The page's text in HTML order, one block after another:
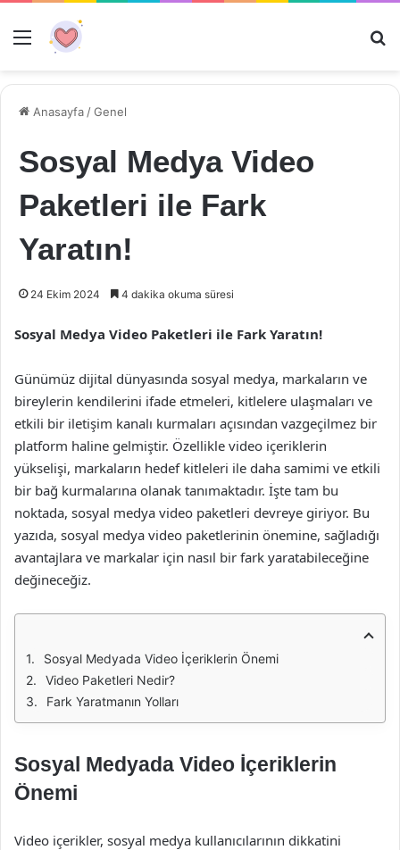
Menü
Anasayfa /Genel
Sosyal Medya Video
Paketleri ile Fark
Yaratın!
24 Ekim 2024 4 dakika okuma süresi
Sosyal Medya Video Paketleri ile Fark Yaratın!
Günümüz dijital dünyasında sosyal medya, markaların ve
bireylerin kendilerini ifade etmeleri, kitlelere ulaşmaları ve
etkili bir iletişim kanalı kurmaları açısından vazgeçilmez bir
platform haline gelmiştir. Özellikle video içeriklerin
yükselişi, markaların hedef kitleleri ile daha samimi ve etkili
bir bağ kurmalarına olanak tanımaktadır. İşte tam bu
noktada, sosyal medya video paketleri devreye giriyor. Bu
yazıda, sosyal medya video paketlerinin önemine, sağladığı
avantajlara ve markalar için nasıl bir fark yaratabileceğine
değineceğiz.
Sosyal Medyada Video İçeriklerin Önemi
Video Paketleri Nedir?
Fark Yaratmanın Yolları
Sosyal Medyada Video İçeriklerin
Önemi
Video içerikler, sosyal medya kullanıcılarının dikkatini